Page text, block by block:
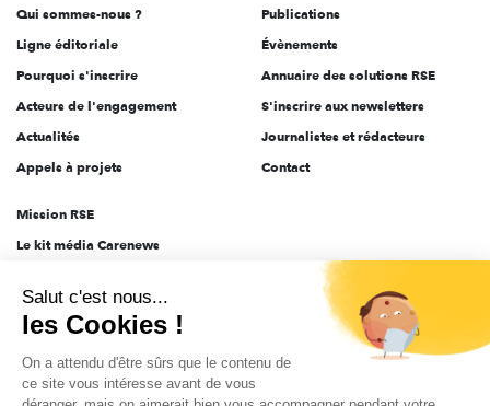
Qui sommes-nous ?
Ligne éditoriale
Pourquoi s'inscrire
Acteurs de l'engagement
Actualités
Appels à projets
Publications
Évènements
Annuaire des solutions RSE
S'inscrire aux newsletters
Journalistes et rédacteurs
Contact
Mission RSE
Le kit média Carenews
AEF info
Novethic
PRODURABLE
Inclusiv Day
Salut c'est nous...
les Cookies !
On a attendu d'être sûrs que le contenu de
ce site vous intéresse avant de vous